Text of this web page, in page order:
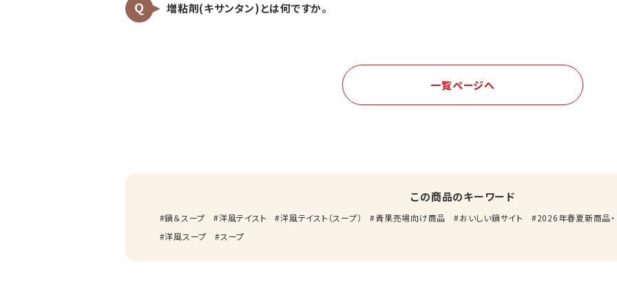
増粘剤(キサンタン)とは何ですか。
一覧ページへ
この商品のキーワード
鍋＆スープ 洋風テイスト 洋風テイスト（スープ） 青果売場向け商品 おいしい鍋サイト 2026年春夏新商品
洋風スープ
スープ